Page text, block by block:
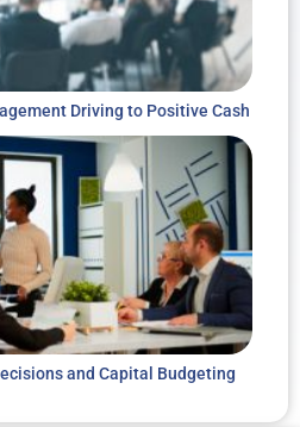
Driving to Positive Cash
and Capital Budgeting